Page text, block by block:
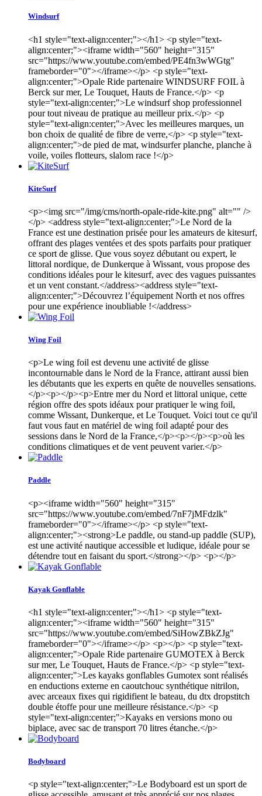
Windsurf
<h1 style="text-align:center;"></h1> <p style="text-
align:center;"><iframe width="560" height="315"
src="https://www.youtube.com/embed/PE4fn3wWGtg"
frameborder="0"></iframe></p> <p style="text-
align:center;">Opale Ride partenaire WINDSURF FOIL à
Berck sur mer, Le Touquet, Hauts de France.</p> <p
style="text-align:center;">Le windsurf shop professionnel
pour tout niveau de pratique au meilleur prix.</p> <p
style="text-align:center;">Avec les meilleures marques, un
bon choix de qualité de fibre de verre,</p> <p style="text-
align:center;">de pied de mat, windsurfer planche, planche à
voile, voiles flotteurs, slalom race !</p>
KiteSurf
<p><img src="/img/cms/north-opale-ride-kite.png" alt="" />
</p> <address style="text-align:center;">Le Nord de la
France est une destination prisée pour les amateurs de kitesurf,
offrant des plages ventées et des spots parfaits pour pratiquer
ce sport de glisse. Que vous soyez débutant ou expert, le
littoral nordique, de Dunkerque à Wissant, vous propose des
conditions idéales pour le kitesurf, avec des vagues puissantes
et un vent constant.</address><address style="text-
align:center;">Découvrez l’équipement North et nos offres
pour une expérience inoubliable !</address>
Wing Foil
<p>Le wing foil est devenu une activité de glisse
incontournable dans le Nord de la France, attirant aussi bien
les débutants que les experts en quête de nouvelles sensations.
</p><p></p><p>Entre mer du Nord et littoral unique, cette
région offre des spots idéaux pour pratiquer le wing foil,
comme Wissant, Dunkerque, et Le Touquet. Voici tout ce qu'il
faut vous faut en matériel de wing foil adapté pour des
sessions dans le Nord de la France,</p><p></p><p>où les
conditions climatiques et de vent peuvent varier.</p>
Paddle
<p><iframe width="560" height="315"
src="https://www.youtube.com/embed/7nF7jMFdzlk"
frameborder="0"></iframe></p> <p style="text-
align:center;"><strong>Le paddle, ou stand-up paddle (SUP),
est une activité nautique accessible et ludique, idéale pour se
détendre tout en faisant du sport.</strong></p> <p></p>
Kayak Gonflable
<h1 style="text-align:center;"></h1> <p style="text-
align:center;"><iframe width="560" height="315"
src="https://www.youtube.com/embed/SiHowZBkZJg"
frameborder="0"></iframe></p> <p></p> <p style="text-
align:center;">Opale Ride partenaire GUMOTEX à Berck
sur mer, Le Touquet, Hauts de France.</p> <p style="text-
align:center;">Les kayaks gonflables Gumotex sont réalisés
en enductions externe en caoutchouc synthétique nitrilon,
avec arceaux fixes qui rigidifient le bateau, du dtx dropstitch
double étoffe pour une meilleure résistance.</p> <p
style="text-align:center;">Kayaks en versions mono ou
biplace, avec sac de transport 70 litres étanche.</p>
Bodyboard
<p style="text-align:center;">Le Bodyboard est un sport de